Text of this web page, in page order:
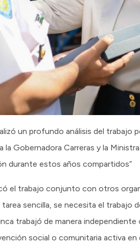
un profundo análisis del
la Gobernadora Carreras y la
durante estos años compartidos”
el trabajo conjunto con otros
sencilla, se necesita el trabajo
trabajó de manera
social o comunitaria activa en